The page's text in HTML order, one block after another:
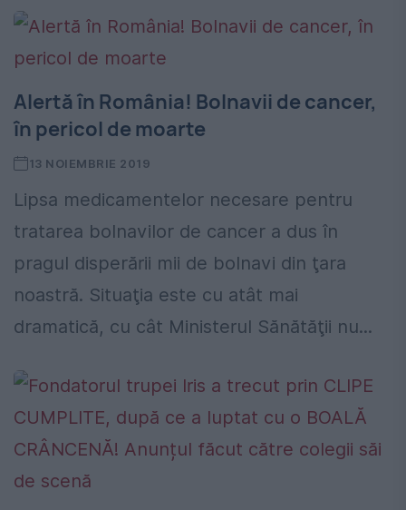
Alertă în România! Bolnavii de cancer,
în pericol de moarte
13 NOIEMBRIE 2019
Lipsa medicamentelor necesare pentru
tratarea bolnavilor de cancer a dus în
pragul disperării mii de bolnavi din ţara
noastră. Situaţia este cu atât mai
dramatică, cu cât Ministerul Sănătăţii nu...